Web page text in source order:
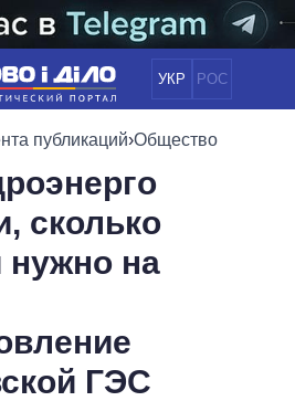
УКР РОС
НОВОСТИ
ПОЛИТИКА
ЭКОНОМИКА
ОБЩЕСТВО
ВИДЕО
публикаций›Общество
сколько
нужно на
ГЭС